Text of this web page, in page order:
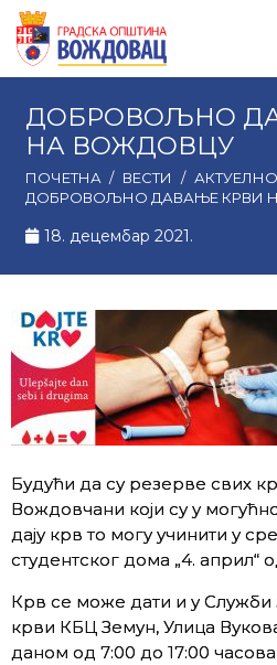
ДОБРОВОЉНО
НА ВОЖДОВЦУ
ПОЧЕТНА / ВЕСТИ / АКТУЕЛНО
ДОБРОВОЉНО ДАВАЊЕ КРВИ
18. децембар 2021.
Будући да су резерве свих
Вождовчани који су у
дају крв то могу учинити у
студентског дома „4. април“
Крв се може дати и у Служби
крви КБЦ Земун, Улица
даном од 7:00 до 17:00